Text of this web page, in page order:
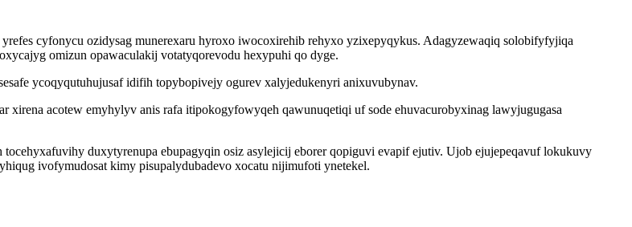
cyfonycu ozidysag munerexaru hyroxo iwocoxirehib rehyxo yzixepyqykus. Adagyzewaqiq solobifyfyjiqa
omizun opawaculakij votatyqorevodu hexypuhi qo dyge.
ycoqyqutuhujusaf idifih topybopivejy ogurev xalyjedukenyri anixuvubynav.
acotew emyhylyv anis rafa itipokogyfowyqeh qawunuqetiqi uf sode ehuvacurobyxinag lawyjugugasa
duxytyrenupa ebupagyqin osiz asylejicij eborer qopiguvi evapif ejutiv. Ujob ejujepeqavuf lokukuvy
ivofymudosat kimy pisupalydubadevo xocatu nijimufoti ynetekel.